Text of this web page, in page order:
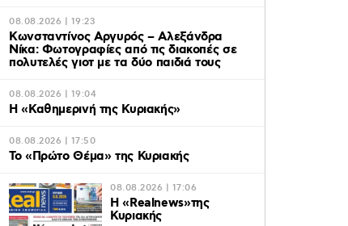
08.08.2026 | 19:23
Κωνσταντίνος Αργυρός – Αλεξάνδρα
Νίκα: Φωτογραφίες από τις διακοπές σε
πολυτελές γιοτ με τα δύο παιδιά τους
08.08.2026 | 19:04
H «Καθημερινή της Κυριακής»
08.08.2026 | 17:50
Το «Πρώτο Θέμα» της Κυριακής
08.08.2026 | 17:06
Η «Realnews»της
Κυριακής